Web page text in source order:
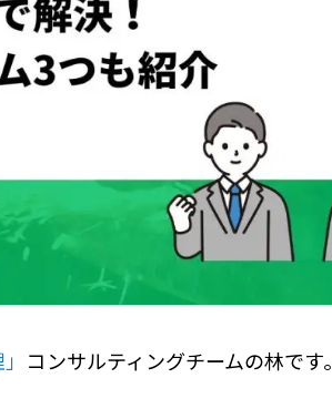
コンサルティングチームの林です。